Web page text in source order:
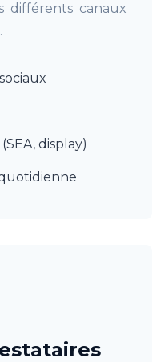
différents canaux
display)